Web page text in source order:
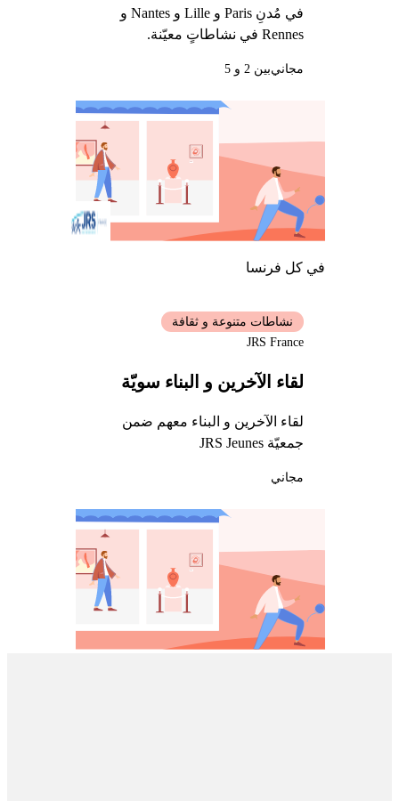
في مُدنِ Paris و Lille و Nantes و
Rennes في نشاطاتٍ معيّنة.
مجانيبين 2 و 5
في كل فرنسا
لقاء الآخرين و البناء سويّة
لقاء الآخرين و البناء معهم ضمن
جمعيّة JRS Jeunes
نشاطات متنوعة و ثقافة
JRS France
مجاني